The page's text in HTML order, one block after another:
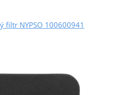
filtr NYPSO 100600941